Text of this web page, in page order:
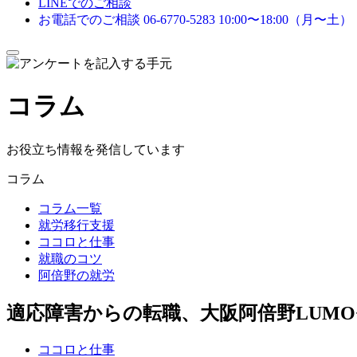
お電話でのご相談 06-6770-5283 10:00〜18:00（月〜土）
メ
ニ
ー
を
閉
す
る
コラム
お役立ち情報を発信しています
コラム
コラム一覧
就労移行支援
ココロと仕事
就職のコツ
阿倍野の就労
適応障害からの転職、大阪阿倍野
ココロと仕事